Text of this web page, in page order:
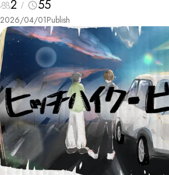
からだった。
2 55
2026/04/01Publish